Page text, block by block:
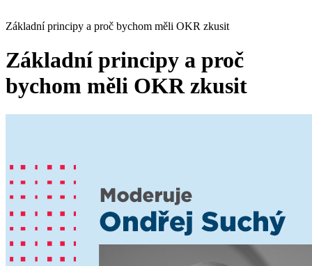
Základní principy a proč bychom měli OKR zkusit
Základní principy a proč
bychom měli OKR zkusit